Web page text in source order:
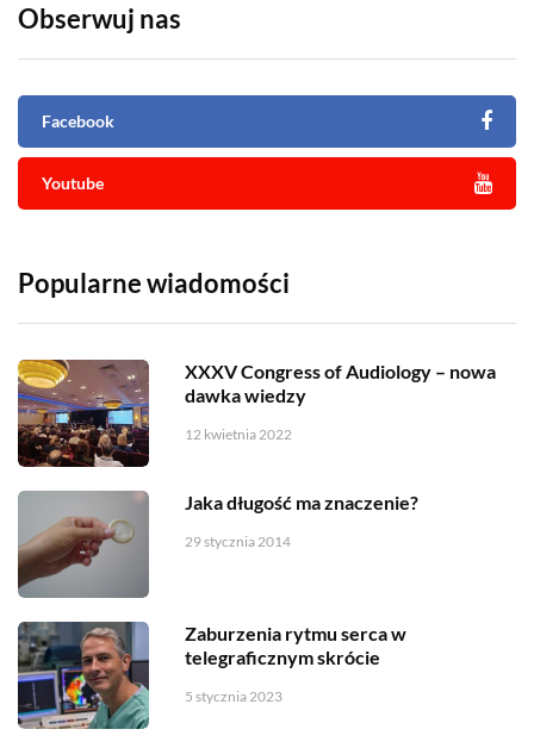
Obserwuj nas
Facebook
Youtube
Popularne wiadomości
XXXV Congress of Audiology – nowa
dawka wiedzy
12 kwietnia 2022
Jaka długość ma znaczenie?
29 stycznia 2014
Zaburzenia rytmu serca w
telegraficznym skrócie
5 stycznia 2023